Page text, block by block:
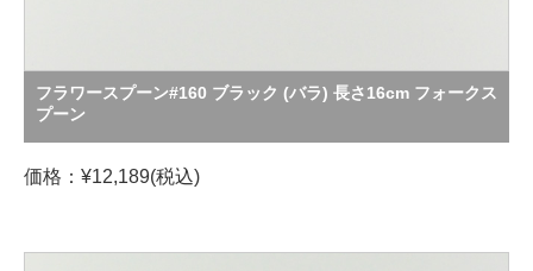
フラワースプーン#160 ブラック (バラ) 長さ16cm フォークス
プーン
価格：¥12,189(税込)